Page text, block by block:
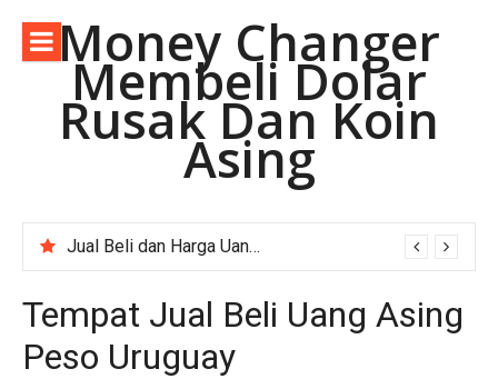
konten Money Changer
Membeli Dolar
Rusak Dan Koin
Asing
Jual Beli dan Harga Uang Asing Rupee Pakistan di Depok Jawa Barat.
Tempat Jual Beli Uang Asing
Peso Uruguay